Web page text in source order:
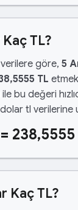
TL?
göre, 5
TL
bu değeri
tl verilerine
238,5555
Kaç TL?